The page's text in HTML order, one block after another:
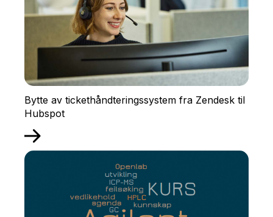
Bytte av tickethåndteringssystem fra Zendesk til
Hubspot